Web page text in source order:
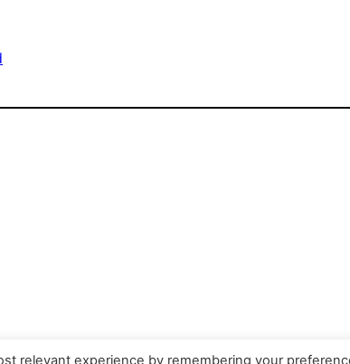
relevant experience by remembering your